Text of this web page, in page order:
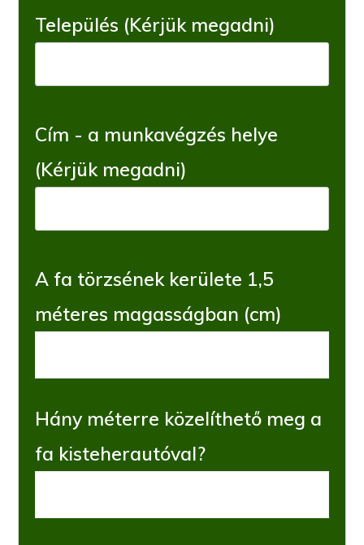
Település (Kérjük megadni)
Cím - a munkavégzés helye
(Kérjük megadni)
A fa törzsének kerülete 1,5
méteres magasságban (cm)
Hány méterre közelíthető meg a
fa kisteherautóval?